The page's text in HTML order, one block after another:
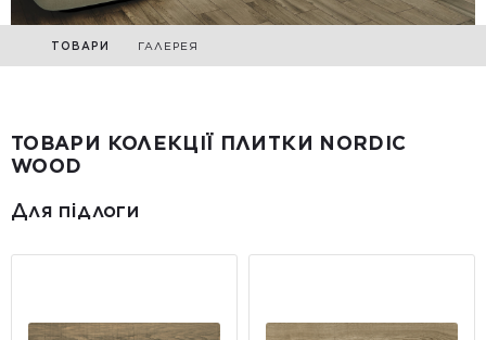
ТОВАРИ ГАЛЕРЕЯ
ТОВАРИ КОЛЕКЦІЇ ПЛИТКИ NORDIC
WOOD
Для підлоги